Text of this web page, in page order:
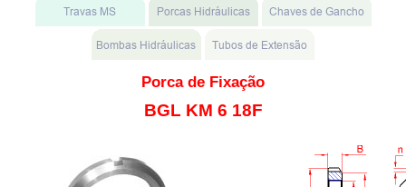
Porca de Fixação
BGL KM 6 18F